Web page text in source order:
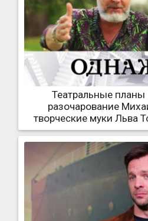
Театральные
разочарование
творческие муки Льва